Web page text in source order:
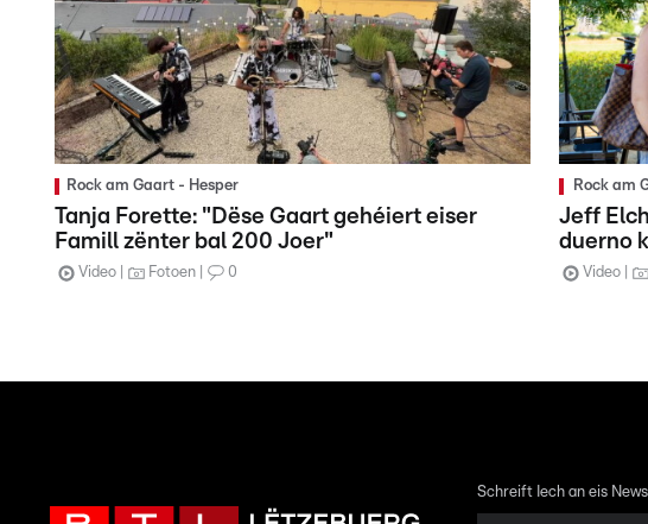
Rock am Gaart - Hesper
Tanja Forette: "Dëse Gaart gehéiert eiser
Famill zënter bal 200 Joer"
Video Fotoen 0
Rock am
Jeff
duerno
Video
Schreift Iech an eis